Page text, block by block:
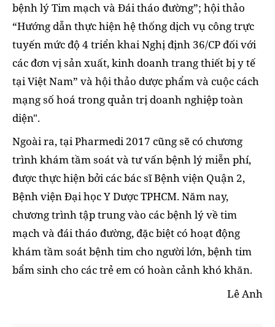
bệnh lý Tim mạch và Đái tháo đường”; hội thảo
“Hướng dẫn thực hiện hệ thống dịch vụ công trực
tuyến mức độ 4 triển khai Nghị định 36/CP đối với
các đơn vị sản xuất, kinh doanh trang thiết bị y tế
tại Việt Nam” và hội thảo dược phẩm và cuộc cách
mạng số hoá trong quản trị doanh nghiệp toàn
diện".
Ngoài ra, tại Pharmedi 2017 cũng sẽ có chương
trình khám tầm soát và tư vấn bệnh lý miễn phí,
được thực hiện bởi các bác sĩ Bệnh viện Quận 2,
Bệnh viện Đại học Y Dược TPHCM. Năm nay,
chương trình tập trung vào các bệnh lý về tim
mạch và đái tháo đường, đặc biệt có hoạt động
khám tầm soát bệnh tim cho người lớn, bệnh tim
bẩm sinh cho các trẻ em có hoàn cảnh khó khăn.
Lê Anh